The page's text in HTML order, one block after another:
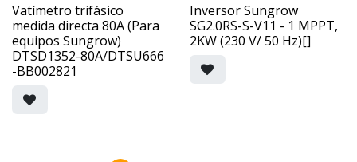
Vatímetro trifásico
medida directa 80A (Para
equipos Sungrow)
DTSD1352-80A/DTSU666
-BB002821
Inversor Sungrow
SG2.0RS-S-V11 - 1 MPPT,
2KW (230 V/ 50 Hz)[]